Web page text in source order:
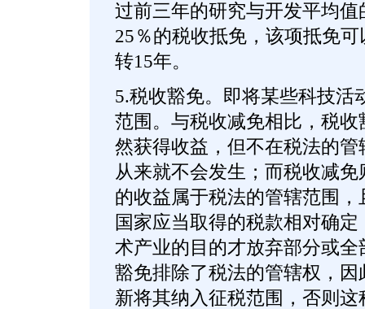
过前三年的研究与开发平均
25％的税收抵免，该项抵免
转15年。
5.税收豁免。即将某些科技活
范围。与税收减免相比，税
然获得收益，但不在税法的
从来就不会发生；而税收减
的收益属于税法的管辖范围
国家应当取得的税款相对确
术产业的目的才放弃部分或
豁免排除了税法的管辖权，
新将其纳入征税范围，否则